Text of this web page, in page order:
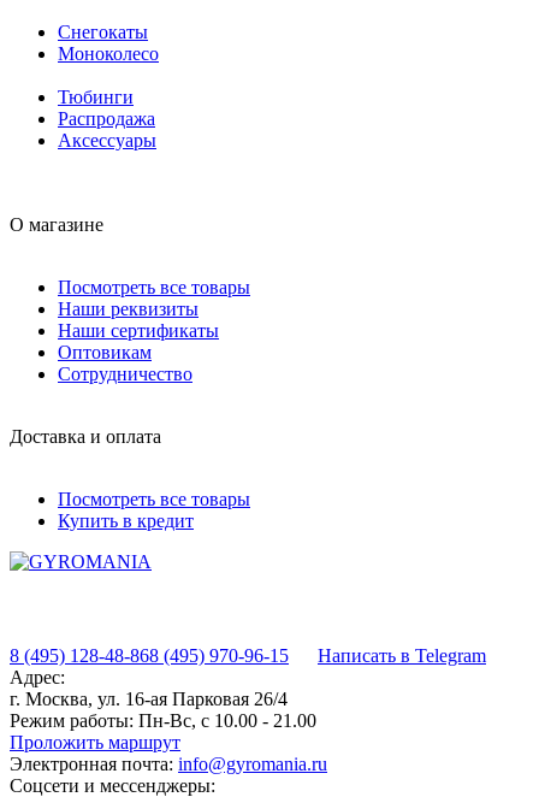
Снегокаты
Моноколесо
Тюбинги
Распродажа
Аксессуары
О магазине
Посмотреть все товары
Наши реквизиты
Наши сертификаты
Оптовикам
Сотрудничество
Доставка и оплата
Посмотреть все товары
Купить в кредит
8 (495) 128-48-868 (495) 970-96-15
Написать в Telegram
Адрес:
г. Москва, ул. 16-ая Парковая 26/4
Режим работы: Пн-Вс, с 10.00 - 21.00
Проложить маршрут
Электронная почта: info@gyromania.ru
Соцсети и мессенджеры: